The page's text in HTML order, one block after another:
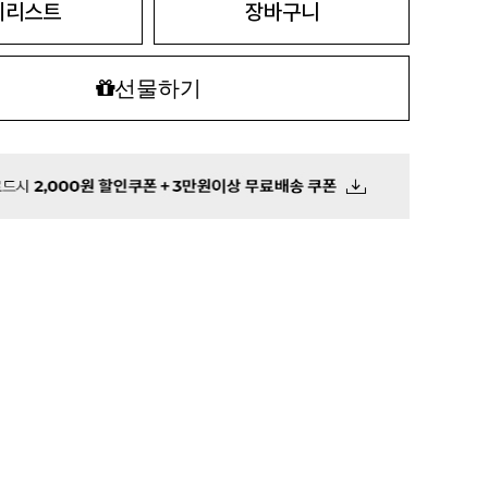
리스트 장바구니
선물하기